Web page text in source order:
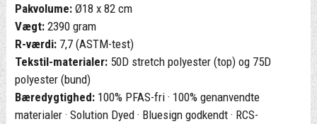
Pakvolume:Ø18 x 82 cm
Vægt:2390 gram
R-værdi:7,7 (ASTM-test)
Tekstil-materialer:50D stretch polyester (top) og 75D
polyester (bund)
Bæredygtighed:100% PFAS-fri · 100% genanvendte
materialer · Solution Dyed · Bluesign godkendt · RCS-